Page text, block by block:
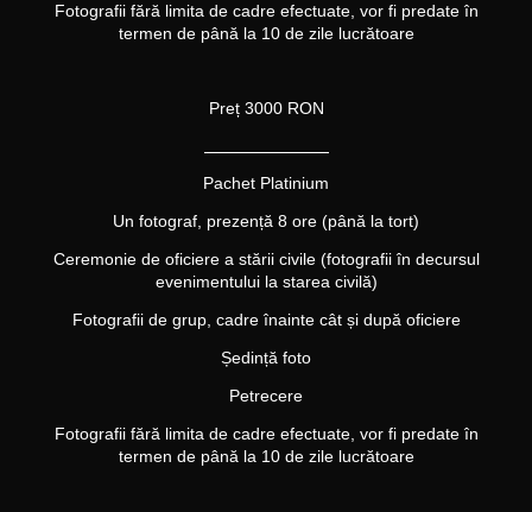
Fotografii fără limita de cadre efectuate, vor fi predate în
termen de până la 10de zile lucrătoare
Preț 3000 RON
Pachet Platinium
Un fotograf, prezență 8 ore (până la tort)
Ceremonie de oficiere a stării civile (fotografii în decursul
evenimentului la starea civilă)
Fotografii de grup, cadre înainte cât și după oficiere
Ședință foto
Petrecere
Fotografii fără limita de cadre efectuate, vor fi predate în
termen de până la 10 de zile lucrătoare